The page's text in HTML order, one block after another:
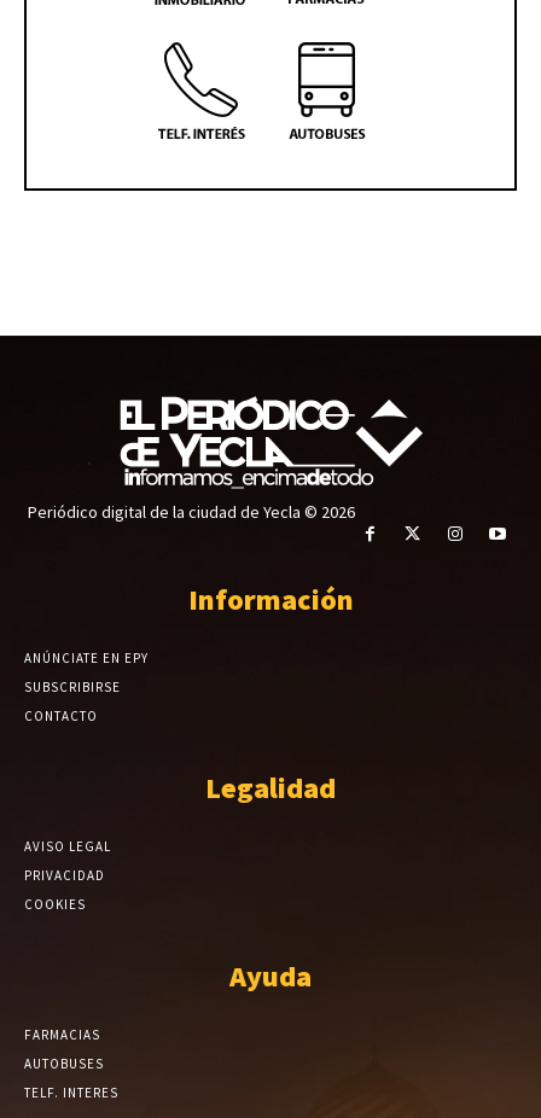
Periódico digital de la ciudad de Yecla © 2026
Información
ANÚNCIATE EN EPY
SUBSCRIBIRSE
CONTACTO
Legalidad
AVISO LEGAL
PRIVACIDAD
COOKIES
Ayuda
FARMACIAS
AUTOBUSES
TELF. INTERES